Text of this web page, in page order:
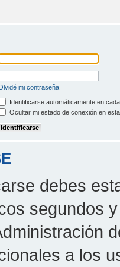
mi contraseña
Identificarse automáticamente en
Ocultar mi estado de conexión en
debes
segundos
a los